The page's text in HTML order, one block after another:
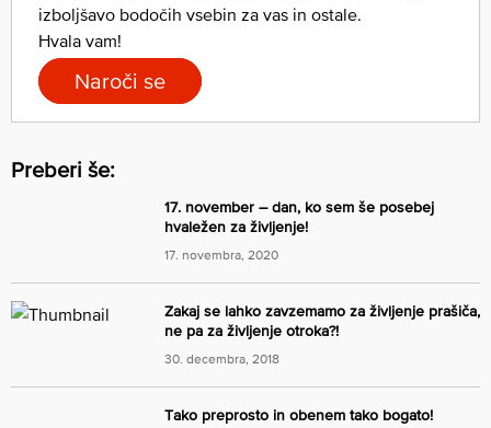
izboljšavo bodočih vsebin za vas in ostale.
Hvala vam!
Naroči se
Preberi še:
17. november – dan, ko sem še posebej
hvaležen za življenje!
17. novembra, 2020
Zakaj se lahko zavzemamo za življenje prašiča,
ne pa za življenje otroka?!
30. decembra, 2018
Tako preprosto in obenem tako bogato!